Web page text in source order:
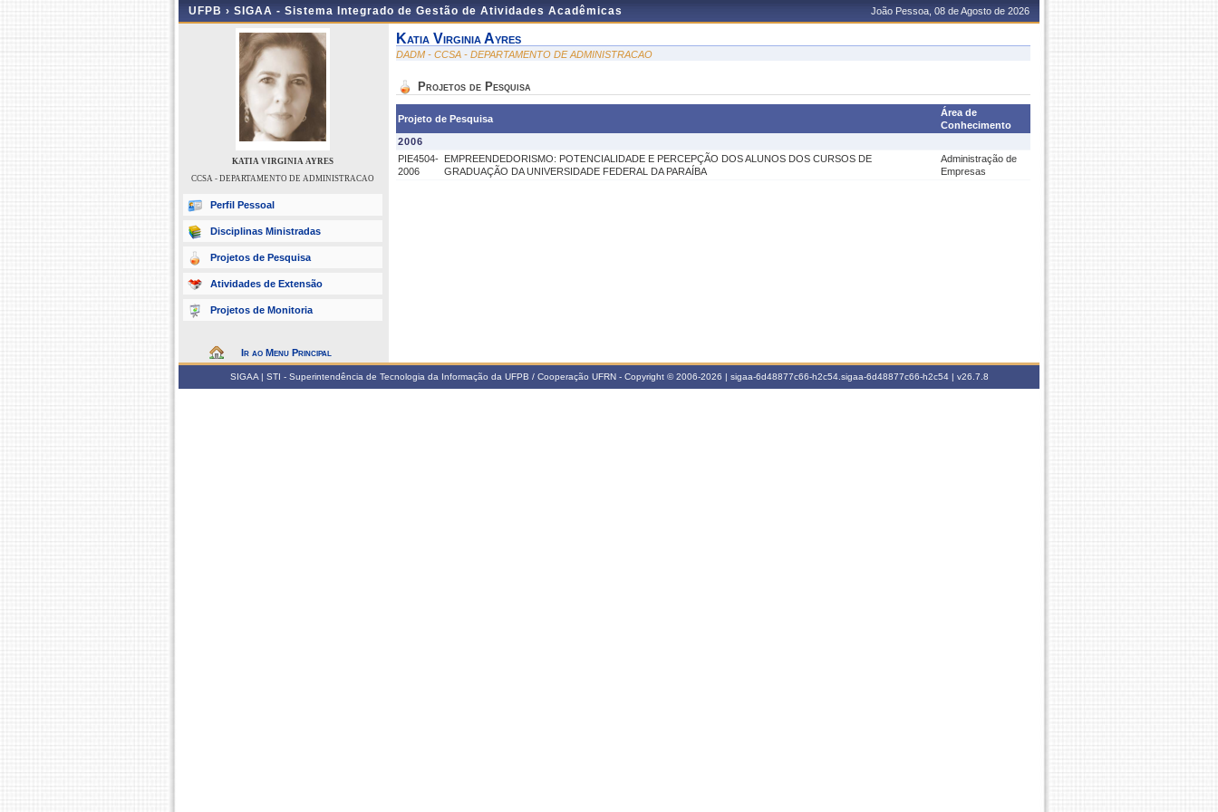
UFPB › SIGAA - Sistema Integrado de Gestão de Atividades Acadêmicas João Pessoa, 08 de Agosto de 2026
KATIA VIRGINIA AYRES
CCSA - DEPARTAMENTO DE ADMINISTRACAO
Perfil Pessoal
Disciplinas Ministradas
Projetos de Pesquisa
Atividades de Extensão
Projetos de Monitoria
Ir ao Menu Principal
Katia Virginia Ayres
DADM - CCSA - DEPARTAMENTO DE ADMINISTRACAO
Projetos de Pesquisa
Projeto de Pesquisa
Área de
Conhecimento
2006
PIE4504-
2006
EMPREENDEDORISMO: POTENCIALIDADE E PERCEPÇÃO DOS ALUNOS DOS CURSOS DE
GRADUAÇÃO DA UNIVERSIDADE FEDERAL DA PARAÍBA
Administração de
Empresas
SIGAA | STI - Superintendência de Tecnologia da Informação da UFPB / Cooperação UFRN - Copyright © 2006-2026 | sigaa-6d48877c66-h2c54.sigaa-6d48877c66-h2c54 | v26.7.8